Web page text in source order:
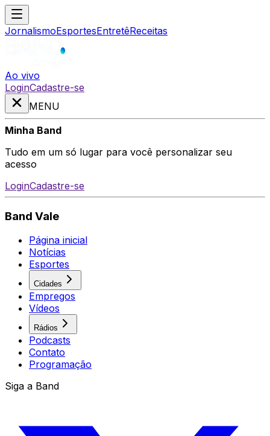
JornalismoEsportesEntretêReceitas
Ao vivo
LoginCadastre-se
MENU
Minha Band
Tudo em um só lugar para você personalizar seu
acesso
LoginCadastre-se
Band Vale
Página inicial
Notícias
Esportes
Cidades
Empregos
Vídeos
Rádios
Podcasts
Contato
Programação
Siga a Band